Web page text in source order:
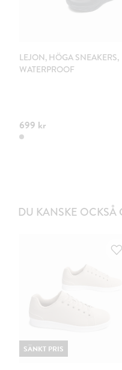
LEJON, HÖGA SNEAKERS,
WATERPROOF
699 kr
DU KANSKE OCKSÅ
SÄNKT PRIS